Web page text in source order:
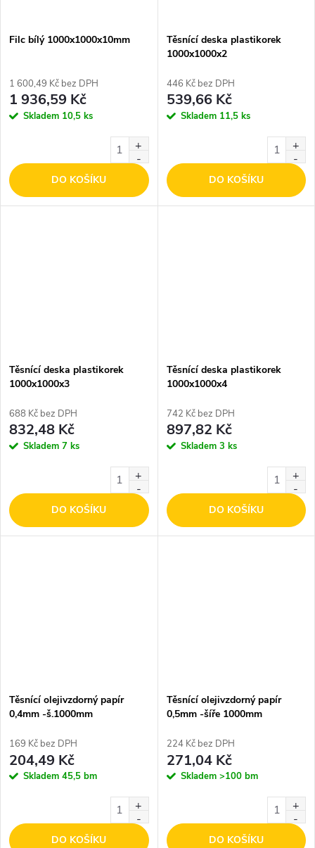
Filc bílý 1000x1000x10mm
1 600,49 Kč bez DPH
1 936,59 Kč
Skladem 10,5 ks
DO KOŠÍKU
Těsnící deska plastikorek
1000x1000x2
446 Kč bez DPH
539,66 Kč
Skladem 11,5 ks
DO KOŠÍKU
Těsnící deska plastikorek
1000x1000x3
688 Kč bez DPH
832,48 Kč
Skladem 7 ks
DO KOŠÍKU
Těsnící deska plastikorek
1000x1000x4
742 Kč bez DPH
897,82 Kč
Skladem 3 ks
DO KOŠÍKU
Těsnící olejivzdorný papír
0,4mm -š.1000mm
169 Kč bez DPH
204,49 Kč
Skladem 45,5 bm
DO KOŠÍKU
Těsnící olejivzdorný papír
0,5mm -šíře 1000mm
224 Kč bez DPH
271,04 Kč
Skladem >100 bm
DO KOŠÍKU